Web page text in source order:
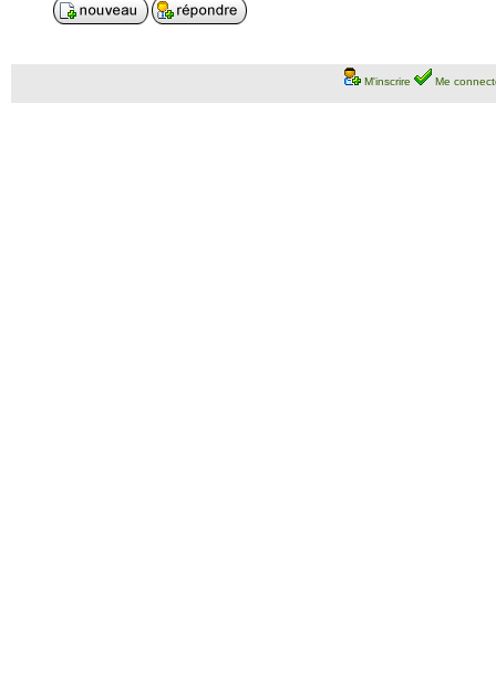
M'inscrire Me